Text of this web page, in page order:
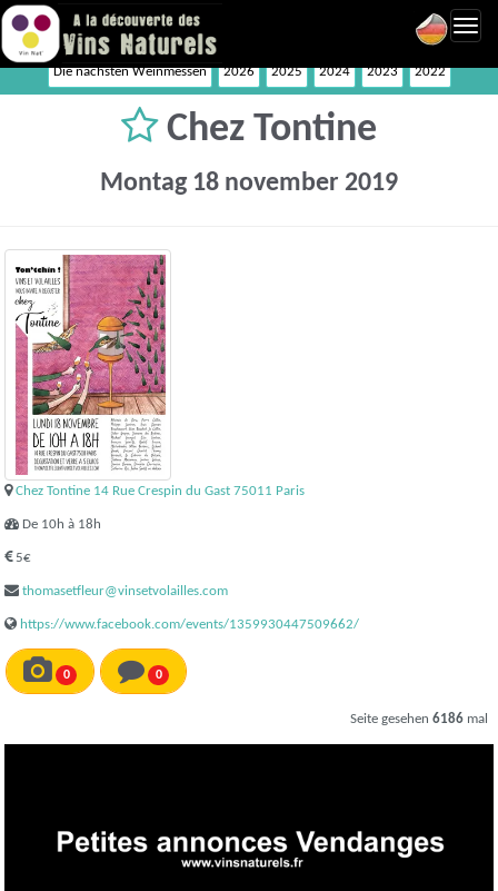
Die nächsten Weinmessen 2026 2025 2024 2023 2022
Chez Tontine
Montag 18 november 2019
Chez Tontine 14 Rue Crespin du Gast 75011 Paris
De 10h à 18h
5€
thomasetfleur@vinsetvolailles.com
https://www.facebook.com/events/1359930447509662/
0 0
Seite gesehen 6186 mal